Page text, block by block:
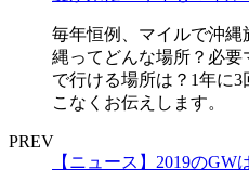
毎年恒例、マイルで沖
縄ってどんな場所？必
で行ける場所は？1年に
こなくお伝えします。
PREV
【ニュース】2019の